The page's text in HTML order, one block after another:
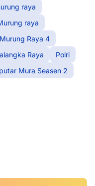
raya
raya
Raya 4
Raya
Polri
Mura Seasen 2